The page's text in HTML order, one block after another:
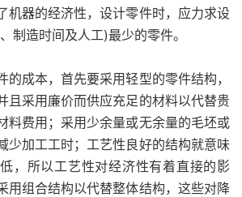
机器的经济性，设计零件时，应力求设
制造时间及人工)最少的零件。
成本，首先要采用轻型的零件结构，
且采用廉价而供应充足的材料以代替贵
料费用；采用少余量或无余量的毛坯或
少加工工时；工艺性良好的结构就意味
，所以工艺性对经济性有着直接的影
用组合结构以代替整体结构，这些对降